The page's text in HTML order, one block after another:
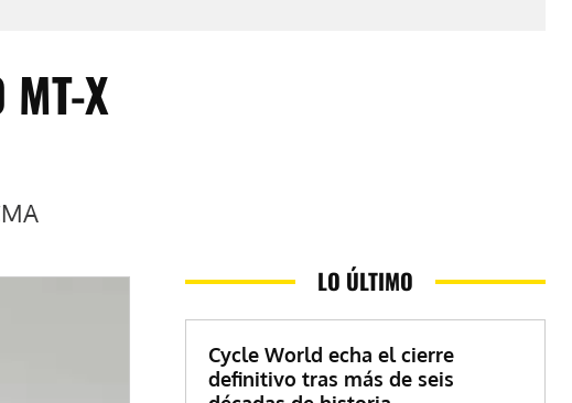
X
LO ÚLTIMO
Cycle World echa el cierre
definitivo tras más de seis